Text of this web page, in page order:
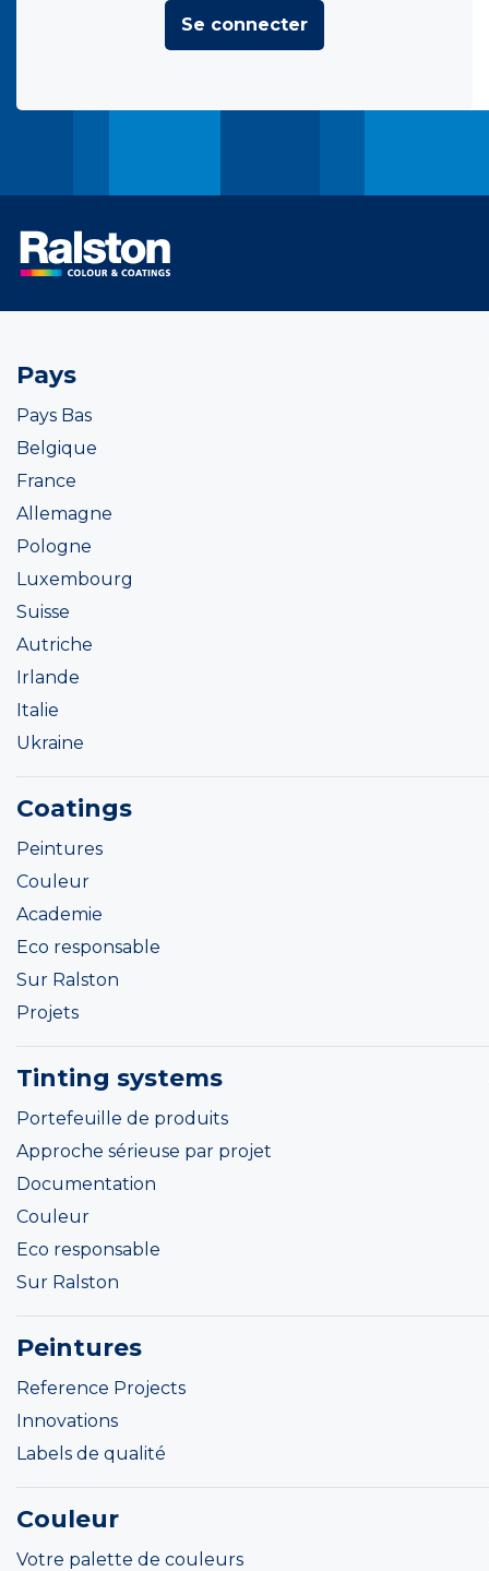
Se connecter
Pays
Pays Bas
Belgique
France
Allemagne
Pologne
Luxembourg
Suisse
Autriche
Irlande
Italie
Ukraine
Coatings
Peintures
Couleur
Academie
Eco responsable
Sur Ralston
Projets
Tinting systems
Portefeuille de produits
Approche sérieuse par projet
Documentation
Couleur
Eco responsable
Sur Ralston
Peintures
Reference Projects
Innovations
Labels de qualité
Couleur
Votre palette de couleurs